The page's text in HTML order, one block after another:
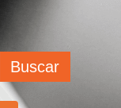
Buscar